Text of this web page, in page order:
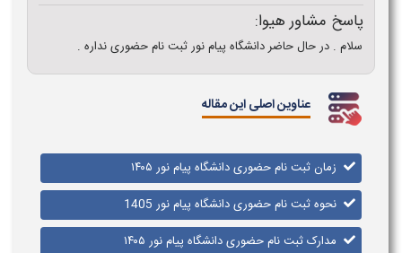
پاسخ مشاور هیوا:
سلام . در حال حاضر دانشگاه پیام نور ثبت نام حضوری نداره .
عناوین اصلی این مقاله
زمان ثبت نام حضوری دانشگاه پیام نور ۱۴۰۵
نحوه ثبت نام حضوری دانشگاه پیام نور 1405
مدارک ثبت نام حضوری دانشگاه پیام نور ۱۴۰۵